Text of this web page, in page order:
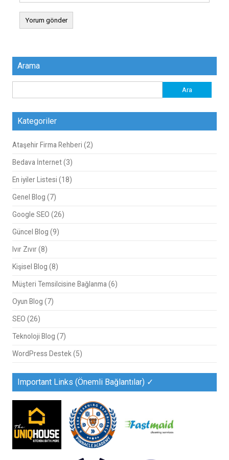
Arama
Kategoriler
Ataşehir Firma Rehberi (2)
Bedava İnternet(3)
En iyiler Listesi (18)
Genel Blog (7)
Google SEO (26)
Güncel Blog (9)
Ivır Zıvır(8)
Kişisel Blog (8)
Müşteri Temsilcisine Bağlanma (6)
Oyun Blog (7)
SEO (26)
Teknoloji Blog (7)
WordPress Destek (5)
Important Links (Önemli Bağlantılar) ✓